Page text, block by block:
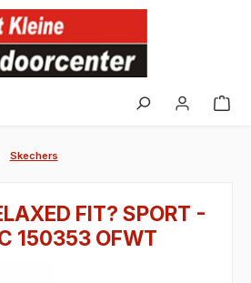
Skechers
FIT? SPORT -
150353 OFWT